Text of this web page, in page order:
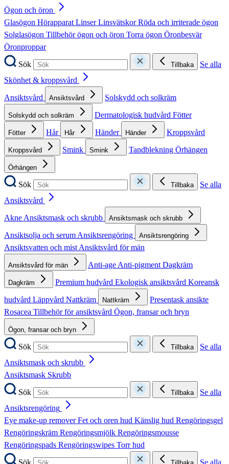
Ögon och öron
Glasögon HörapparatLinserLinsvätskorRöda och irriterade ögon
Solglasögon Tillbehör ögon och öron Torra ögon Öronbesvär
Öronproppar
Sök
Tillbaka
Se alla
Skönhet & kroppsvård
Ansiktsvård
Ansiktsvård Solskydd och solkräm
Solskydd och solkräm Dermatologisk hudvård Fötter
Fötter Hår Hår Händer Händer Kroppsvård
Kroppsvård Smink Smink Tandblekning Örhängen
Örhängen
Sök Tillbaka
Se alla
Ansiktsvård
AkneAnsiktsmask och skrubb Ansiktsmask och skrubb
Ansiktsolja och serumAnsiktsrengöring Ansiktsrengöring
Ansiktsvatten och mistAnsiktsvård för män
Ansiktsvård för män Anti-ageAnti-pigmentDagkräm
Dagkräm Premium hudvård Ekologisk ansiktsvård Koreansk
hudvård Läppvård Nattkräm Nattkräm
Presentask ansikte
Rosacea Tillbehör för ansiktsvård Ögon, fransar och bryn
Ögon, fransar och bryn
Sök Tillbaka
Se alla
Ansiktsmask och skrubb
Ansiktsmask Skrubb
Sök
Tillbaka
Se alla
Ansiktsrengöring
Eye make-up removerFet och oren hud Känslig hud Rengöringsgel
Rengöringskräm Rengöringsmjölk Rengöringsmousse
Rengöringspads Rengöringswipes Torr hud